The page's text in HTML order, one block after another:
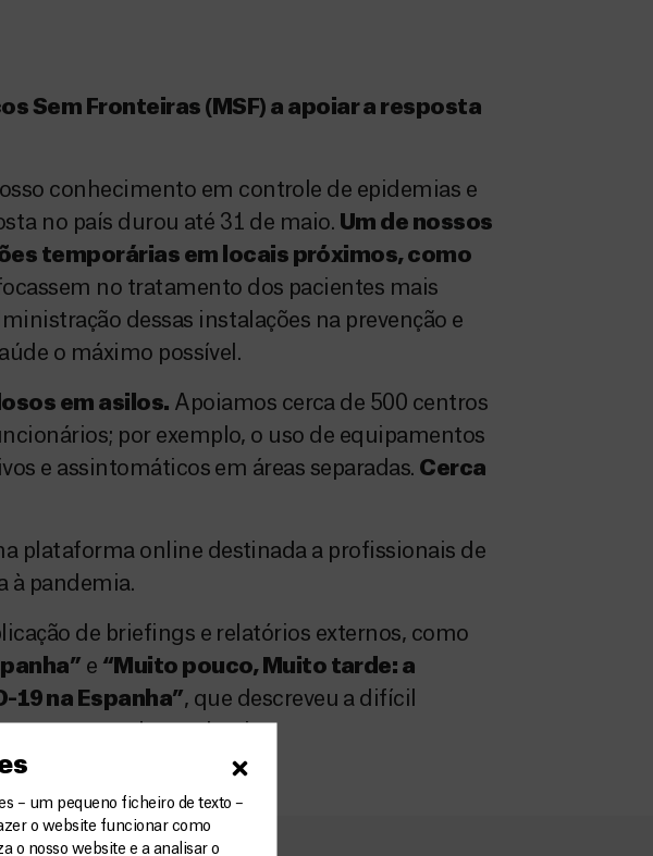
– um pequeno ficheiro de texto –
o website funcionar como
o nosso website e a analisar o
Sem Fronteiras (MSF) a apoiar a resposta
conhecimento em controle de epidemias e
no país durou até 31 de maio. Um de nossos
temporárias em locais próximos, como
no tratamento dos pacientes mais
dessas instalações na prevenção e
o máximo possível.
em asilos. Apoiamos cerca de 500 centros
por exemplo, o uso de equipamentos
e assintomáticos em áreas separadas. Cerca
plataforma online destinada a profissionais de
à pandemia.
de briefings e relatórios externos, como
e “Muito pouco, Muito tarde: a
19 na Espanha”, que descreveu a difícil
momentos da pandemia.